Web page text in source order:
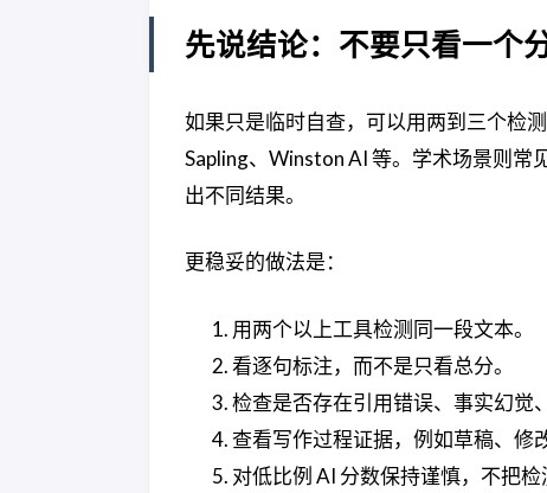
先说结论：不要只看一个
如果只是临时自查，可以用两到三个检
Sapling、Winston AI 等。学术场景则
出不同结果。
更稳妥的做法是：
用两个以上工具检测同一段文本。
看逐句标注，而不是只看总分。
检查是否存在引用错误、事实幻觉
查看写作过程证据，例如草稿、修
对低比例 AI 分数保持谨慎，不把检